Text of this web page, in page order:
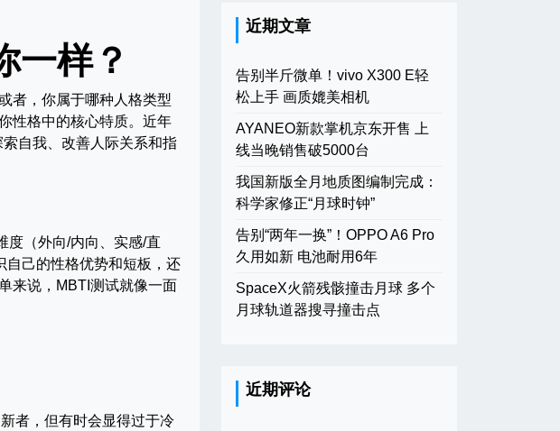
一样？
者，你属于哪种人格类型
性格中的核心特质。近年
自我、改善人际关系和指
度（外向/内向、实感/直
自己的性格优势和短板，还
来说，MBTI测试就像一面
者，但有时会显得过于冷
近期文章
告别半斤微单！vivo X300 E轻
松上手 画质媲美相机
AYANEO新款掌机京东开售 上
线当晚销售破5000台
我国新版全月地质图编制完成：
科学家修正“月球时钟”
告别“两年一换”！OPPO A6 Pro
久用如新 电池耐用6年
SpaceX火箭残骸撞击月球 多个
月球轨道器搜寻撞击点
近期评论